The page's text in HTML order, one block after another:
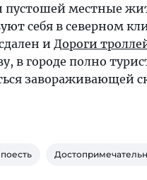
пустошей местные
себя в северном
и Дороги
в городе полно
завораживающей
поесть